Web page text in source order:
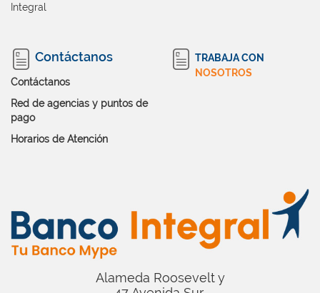
Integral
Contáctanos
Contáctanos
Red de agencias y puntos de
pago
Horarios de Atención
TRABAJA CON
NOSOTROS
Alameda Roosevelt y